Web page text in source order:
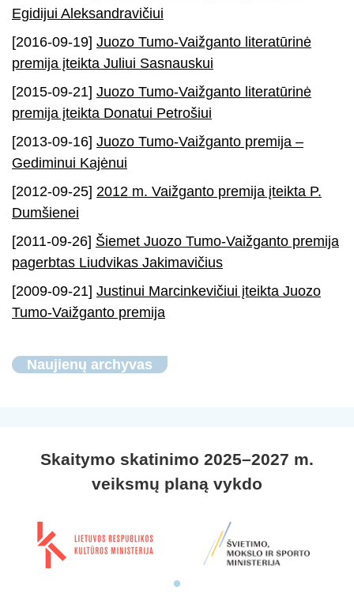
Egidijui Aleksandravičiui
[2016-09-19] Juozo Tumo-Vaižganto literatūrinė
premija įteikta Juliui Sasnauskui
[2015-09-21] Juozo Tumo-Vaižganto literatūrinė
premija įteikta Donatui Petrošiui
[2013-09-16] Juozo Tumo-Vaižganto premija –
Gediminui Kajėnui
[2012-09-25] 2012 m. Vaižganto premija įteikta P.
Dumšienei
[2011-09-26] Šiemet Juozo Tumo-Vaižganto premija
pagerbtas Liudvikas Jakimavičius
[2009-09-21] Justinui Marcinkevičiui įteikta Juozo
Tumo-Vaižganto premija
Naujienų archyvas
Skaitymo skatinimo 2025–2027 m.
veiksmų planą vykdo